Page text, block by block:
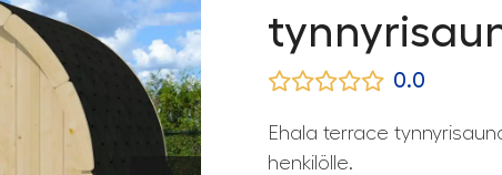
0.0
Ehala terrace
henkilölle.